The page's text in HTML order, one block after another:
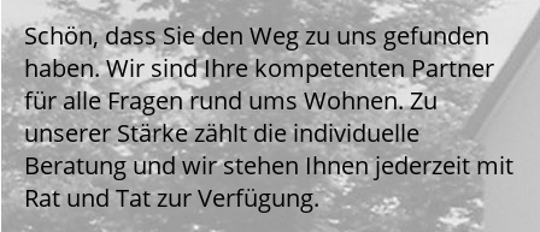
Schön, dass Sie den Weg zu uns gefunden
haben. Wir sind Ihre kompetenten Partner
für alle Fragen rund ums Wohnen. Zu
unserer Stärke zählt die individuelle
Beratung und wir stehen Ihnen jederzeit mit
Rat und Tat zur Verfügung.